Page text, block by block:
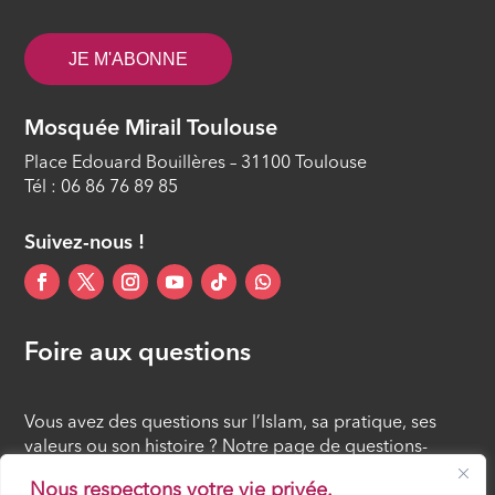
Nous respectons votre vie privée.
ÉPISODE 11
La réalisation de la promesse divine
ÉPISODE 12
JE M'ABONNE
Mosquée Mirail Toulouse
Place Edouard Bouillères – 31100 Toulouse
Tél : 06 86 76 89 85
Suivez-nous !
Foire aux questions
Vous avez des questions sur l’Islam, sa pratique, ses
valeurs ou son histoire ? Notre page de questions-
réponses rassemble des réponses claires et accessibles